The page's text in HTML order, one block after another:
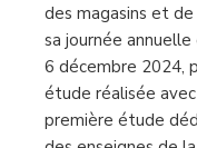
des magasins et
sa journée
6 décembre 2024,
étude réalisée
première étude